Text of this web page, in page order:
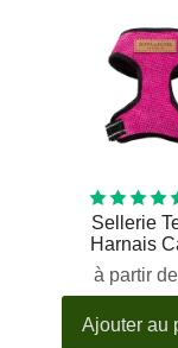
Sellerie
Harnais
à partir de
Ajouter au